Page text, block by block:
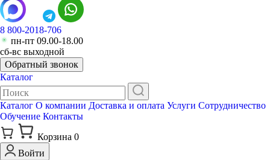
8 800-2018-706
пн-пт 09.00-18.00
сб-вс выходной
Обратный звонок
Каталог
Каталог О компании Доставка и оплата Услуги Сотрудничество
Обучение Контакты
Корзина 0
Войти